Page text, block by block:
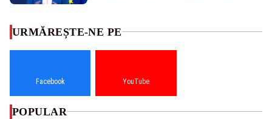
URMĂREȘTE-NE PE
Facebook YouTube
POPULAR